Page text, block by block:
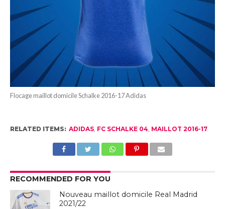
Flocage maillot domicile Schalke 2016-17 Adidas
RELATED ITEMS: ADIDAS, FC SCHALKE 04, MAILLOT 2016-17
RECOMMENDED FOR YOU
Nouveau maillot domicile Real Madrid
2021/22